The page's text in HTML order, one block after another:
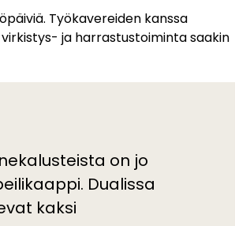
Työkavereiden kanssa
ja harrastustoiminta saakin
on jo
Dualissa
kaksi